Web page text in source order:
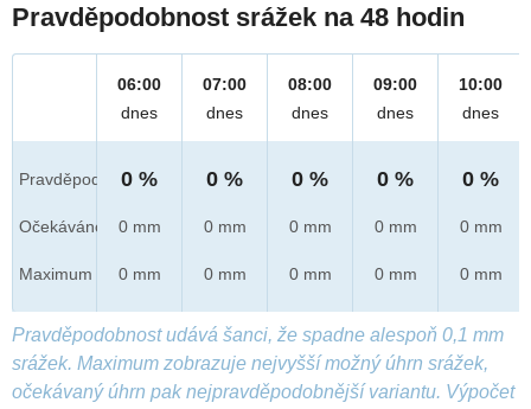
Pravděpodobnost srážek na 48 hodin
Pravděpod.
Očekáváno
Maximum
06:00
dnes
0 %
0 mm
0 mm
07:00
dnes
0 %
0 mm
0 mm
08:00
dnes
0 %
0 mm
0 mm
09:00
dnes
0 %
0 mm
0 mm
10:00
dnes
0 %
0 mm
0 mm
Pravděpodobnost udává šanci, že spadne alespoň 0,1 mm
srážek. Maximum zobrazuje nejvyšší možný úhrn srážek,
očekávaný úhrn pak nejpravděpodobnější variantu. Výpočet